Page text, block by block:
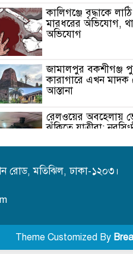
কালিগঞ্জে বৃদ্ধাকে
মারধরের অভিযোগ,
অভিযোগ
জামালপুর বকশীগঞ্জ
কারাগারে এখন মাদক
আস্তানা
রেলওয়ের অবহেলায়
ঝুঁকিতে যাত্রীরা:
কবিতা /ছোট গল্প/ এম
কামাল
রোড, মতিঝিল, ঢাকা-১২০৩।
Theme Customized By